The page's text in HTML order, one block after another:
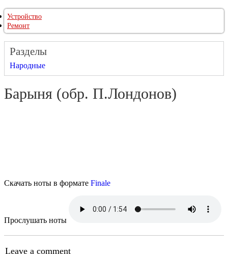
Устройство
Ремонт
Разделы
Народные
Барыня (обр. П.Лондонов)
Скачать ноты в формате Finale
Прослушать ноты
Leave a comment